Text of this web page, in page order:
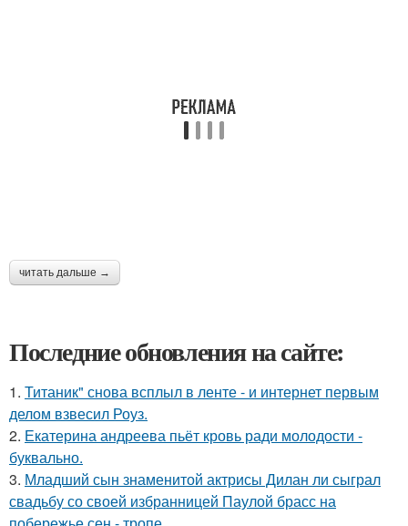
читать дальше →
Последние обновления на сайте:
1. Титаник" снова всплыл в ленте - и интернет первым
делом взвесил Роуз.
2. Екатерина андреева пьёт кровь ради молодости -
буквально.
3. Младший сын знаменитой актрисы Дилан ли сыграл
свадьбу со своей избранницей Паулой брасс на